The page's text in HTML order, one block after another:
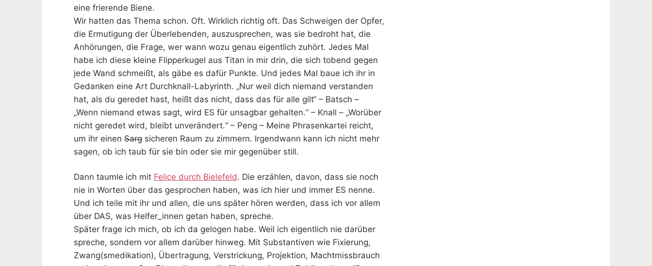
eine frierende Biene.
Wir hatten das Thema schon. Oft. Wirklich richtig oft. Das Schweigen der Opfer,
die Ermutigung der Überlebenden, auszusprechen, was sie bedroht hat, die
Anhörungen, die Frage, wer wann wozu genau eigentlich zuhört. Jedes Mal
habe ich diese kleine Flipperkugel aus Titan in mir drin, die sich tobend gegen
jede Wand schmeißt, als gäbe es dafür Punkte. Und jedes Mal baue ich ihr in
Gedanken eine Art Durchknall-Labyrinth. „Nur weil dich niemand verstanden
hat, als du geredet hast, heißt das nicht, dass das für alle gilt“ – Batsch –
„Wenn niemand etwas sagt, wird ES für unsagbar gehalten.“ – Knall – „Worüber
nicht geredet wird, bleibt unverändert.“ – Peng – Meine Phrasenkartei reicht,
um ihr einen Sarg sicheren Raum zu zimmern. Irgendwann kann ich nicht mehr
sagen, ob ich taub für sie bin oder sie mir gegenüber still.
Dann taumle ich mit Felice durch Bielefeld. Die erzählen, davon, dass sie noch
nie in Worten über das gesprochen haben, was ich hier und immer ES nenne.
Und ich teile mit ihr und allen, die uns später hören werden, dass ich vor allem
über DAS, was Helfer_innen getan haben, spreche.
Später frage ich mich, ob ich da gelogen habe. Weil ich eigentlich nie darüber
spreche, sondern vor allem darüber hinweg. Mit Substantiven wie Fixierung,
Zwang(smedikation), Übertragung, Verstrickung, Projektion, Machtmissbrauch